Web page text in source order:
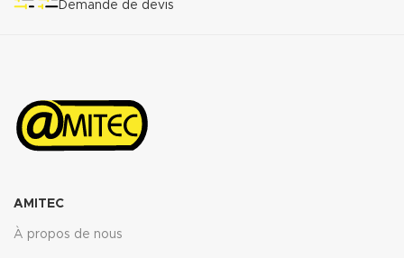
Demande de devis
AMITEC
À propos de nous